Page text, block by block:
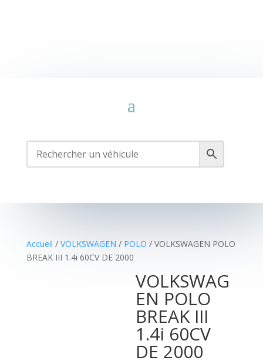
Accueil / VOLKSWAGEN / POLO / VOLKSWAGEN POLO
BREAK III 1.4i 60CV DE 2000
VOLKSWAG
EN POLO
BREAK III
1.4i 60CV
DE 2000